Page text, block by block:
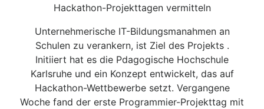
Hackathon-Projekttagen vermitteln
Unternehmerische IT-Bildungsmanahmen an
Schulen zu verankern, ist Ziel des Projekts .
Initiiert hat es die Pdagogische Hochschule
Karlsruhe und ein Konzept entwickelt, das auf
Hackathon-Wettbewerbe setzt. Vergangene
Woche fand der erste Programmier-Projekttag mit